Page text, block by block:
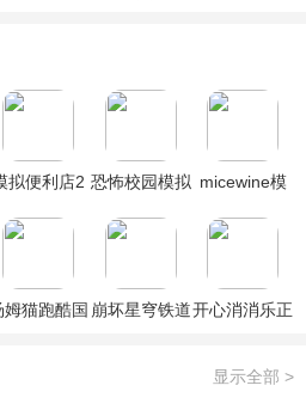
拟便利店2 恐怖校园模拟 micewine模
姆猫跑酷国 崩坏星穹铁道开心消消乐正
显示全部 >